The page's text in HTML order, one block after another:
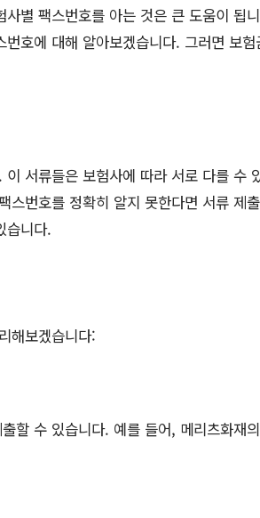
별 팩스번호를 아는 것은 큰 도움이 됩
호에 대해 알아보겠습니다. 그러면 보
서류들은 보험사에 따라 서로 다를 수
번호를 정확히 알지 못한다면 서류 제
습니다.
해보겠습니다:
할 수 있습니다. 예를 들어, 메리츠화재